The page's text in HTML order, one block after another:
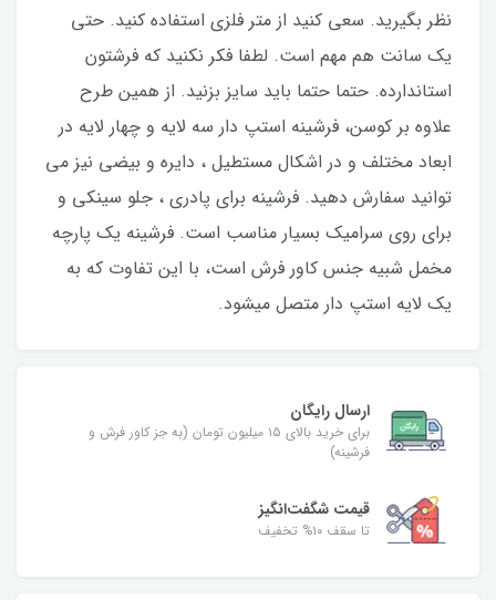
نظر بگیرید. سعی کنید از متر فلزی استفاده کنید. حتی
یک سانت هم مهم است. لطفا فکر نکنید که فرشتون
استاندارده. حتما حتما باید سایز بزنید. از همین طرح
علاوه بر کوسن، فرشینه استپ دار سه لایه و چهار لایه در
ابعاد مختلف و در اشکال مستطیل ، دایره و بیضی نیز می
توانید سفارش دهید. فرشینه برای پادری ، جلو سینکی و
برای روی سرامیک بسیار مناسب است. فرشینه یک پارچه
مخمل شبیه جنس کاور فرش است، با این تفاوت که به
یک لایه استپ دار متصل میشود.
ارسال رایگان
برای خرید بالای ۱۵ میلیون تومان (به جز کاور فرش و
فرشینه)
قیمت شگفت‌انگیز
تا سقف ۱۰% تخفیف